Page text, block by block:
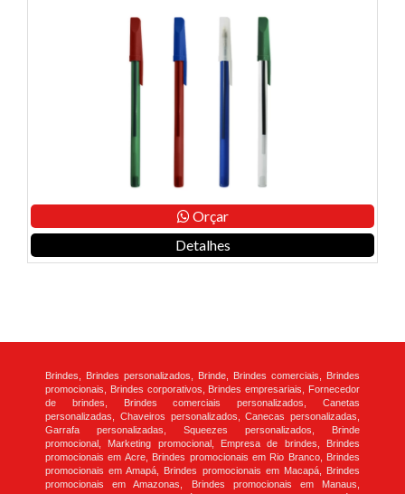
Orçar
Detalhes
Brindes, Brindes personalizados, Brinde, Brindes comerciais, Brindes
promocionais, Brindes corporativos, Brindes empresariais, Fornecedor
de brindes, Brindes comerciais personalizados, Canetas
personalizadas, Chaveiros personalizados, Canecas personalizadas,
Garrafa personalizadas, Squeezes personalizados, Brinde
promocional, Marketing promocional, Empresa de brindes, Brindes
promocionais em Acre, Brindes promocionais em Rio Branco, Brindes
promocionais em Amapá, Brindes promocionais em Macapá, Brindes
promocionais em Amazonas, Brindes promocionais em Manaus,